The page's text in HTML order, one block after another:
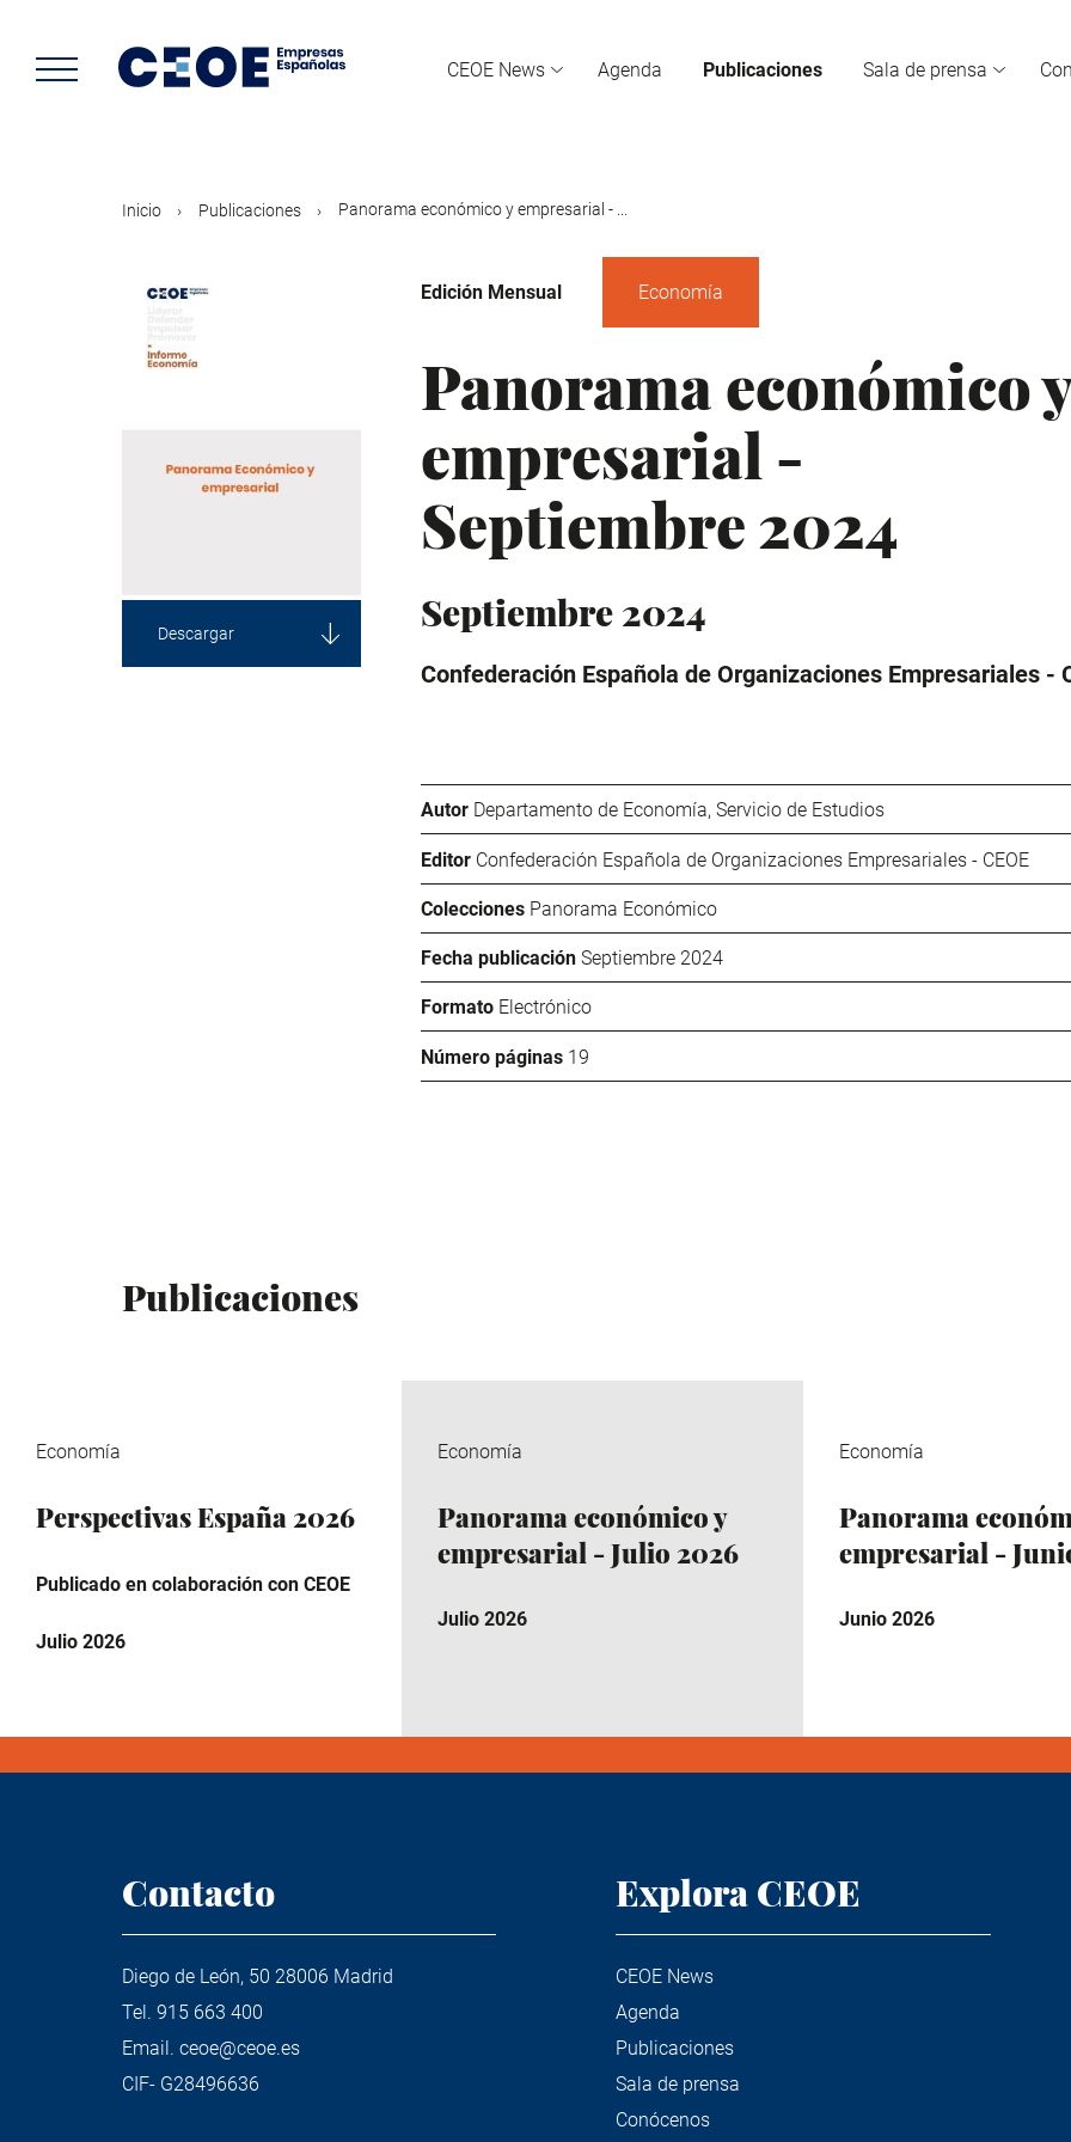
contenido
principal
CEOE News Agenda Publicaciones Sala de prensa
Inicio Publicaciones Panorama económico y empresarial - ...
Descargar
Edición Mensual Economía
Panorama económico y
empresarial -
Septiembre 2024
Septiembre 2024
Confederación Española de Organizaciones Empresariales -
Autor Departamento de Economía, Servicio de Estudios
Editor Confederación Española de Organizaciones Empresariales - CEOE
Colecciones Panorama Económico
Fecha publicación Septiembre 2024
Formato Electrónico
Número páginas 19
Publicaciones
Economía
Perspectivas España 2026
Publicado en colaboración con CEOE
Julio 2026
Economía
Panorama económico y
empresarial - Julio 2026
Julio 2026
Economía
Panorama
empresarial -
Junio 2026
Contacto
Diego de León, 50 28006 Madrid
Tel. 915 663 400
Email. ceoe@ceoe.es
CIF- G28496636
Explora CEOE
CEOE News
Agenda
Publicaciones
Sala de prensa
Conócenos